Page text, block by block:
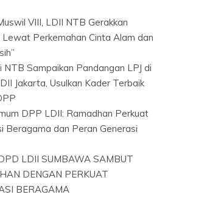
VIII, LDII NTB Gerakkan
Lewat Perkemahan Cinta Alam dan
NTB Sampaikan Pandangan LPJ di
Jakarta, Usulkan Kader Terbaik
DPP LDII: Ramadhan Perkuat
Beragama dan Peran Generasi
LDII SUMBAWA SAMBUT
DENGAN PERKUAT
BERAGAMA